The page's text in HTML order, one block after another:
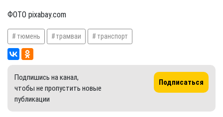
ФОТО pixabay.com
тюмень трамваи транспорт
Подпишись на канал,
чтобы не пропустить новые
публикации
Подписаться